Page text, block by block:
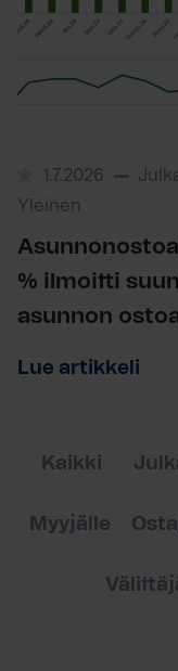
1.7.2026
Yleinen
% ilmoitti
asunnon
Lue artikkeli
Kaikki
Myyjälle